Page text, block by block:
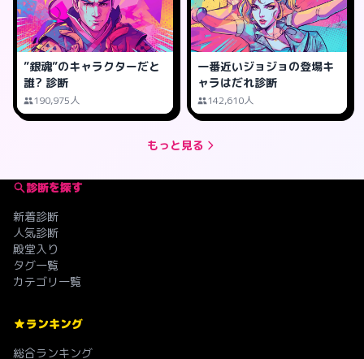
”銀魂”のキャラクターだと
誰? 診断
190,975人
一番近いジョジョの登場キ
ャラはだれ診断
142,610人
もっと見る
診断を探す
新着診断
人気診断
殿堂入り
タグ一覧
カテゴリ一覧
ランキング
総合ランキング